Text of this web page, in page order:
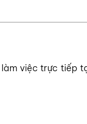
việc trực tiếp